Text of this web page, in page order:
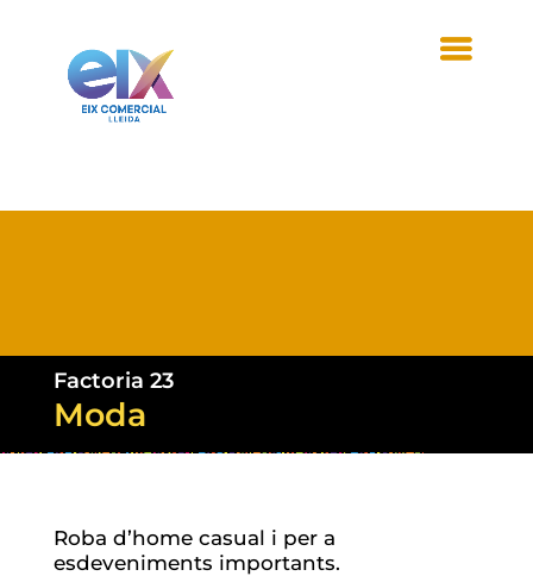
Factoria 23
Moda
Roba d’home casual i per a
esdeveniments importants.